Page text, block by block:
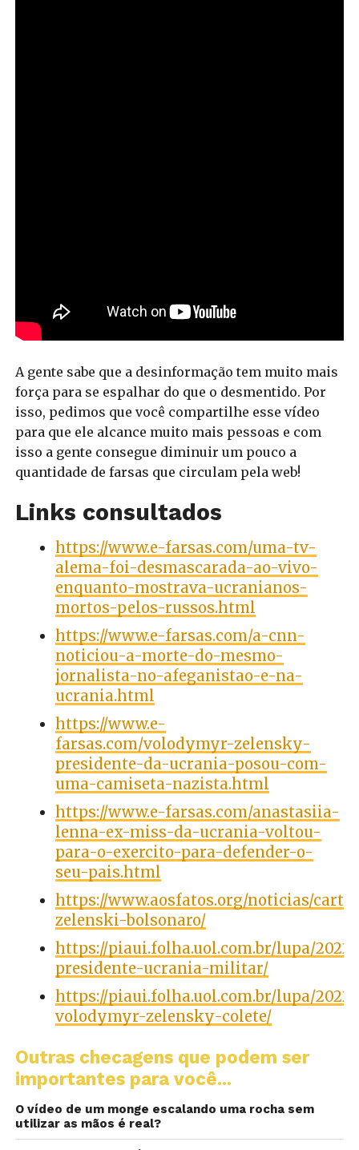
A gente sabe que a desinformação tem muito mais
força para se espalhar do que o desmentido. Por
isso, pedimos que você compartilhe esse vídeo
para que ele alcance muito mais pessoas e com
isso a gente consegue diminuir um pouco a
quantidade de farsas que circulam pela web!
Links consultados
https://www.e-farsas.com/uma-tv-
alema-foi-desmascarada-ao-vivo-
enquanto-mostrava-ucranianos-
mortos-pelos-russos.html
https://www.e-farsas.com/a-cnn-
noticiou-a-morte-do-mesmo-
jornalista-no-afeganistao-e-na-
ucrania.html
https://www.e-
farsas.com/volodymyr-zelensky-
presidente-da-ucrania-posou-com-
uma-camiseta-nazista.html
https://www.e-farsas.com/anastasiia-
lenna-ex-miss-da-ucrania-voltou-
para-o-exercito-para-defender-o-
seu-pais.html
https://www.aosfatos.org/noticias/
zelenski-bolsonaro/
https://piaui.folha.uol.com.br/lupa/
presidente-ucrania-militar/
https://piaui.folha.uol.com.br/lupa/
volodymyr-zelensky-colete/
Outras checagens que podem ser
importantes para você...
O vídeo de um monge escalando uma rocha sem
utilizar as mãos é real?